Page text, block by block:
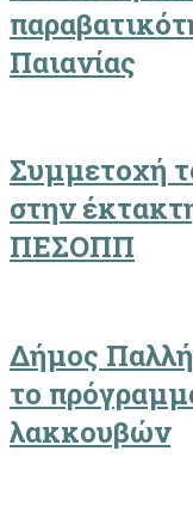
Παιανίας
Συμμετοχή
στην
ΠΕΣΟΠΠ
Δήμος
το
λακκουβών